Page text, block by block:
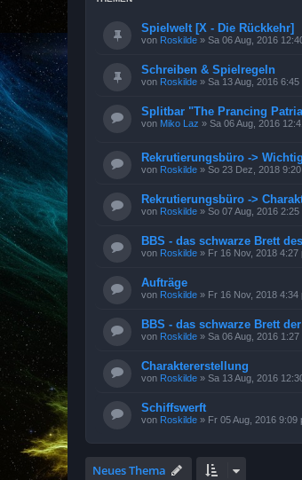
Spielwelt [X - Die Rückkehr]
von Roskilde » Sa 06 Aug, 2016
Schreiben & Spielregeln
von Roskilde » Sa 13 Aug, 2016 6:45
Splitbar "The Prancing
von Miko Laz » Sa 06 Aug, 2016
Rekrutierungsbüro ->
von Roskilde » So 23 Dez, 2018
Rekrutierungsbüro ->
von Roskilde » So 07 Aug, 2016 2:25
BBS - das schwarze Brett
von Roskilde » Fr 16 Nov, 2018 4:27
Aufträge
von Roskilde » Fr 16 Nov, 2018 4:34
BBS - das schwarze Brett
von Roskilde » Sa 06 Aug, 2016 1:27
Charaktererstellung
von Roskilde » Sa 13 Aug, 2016
Schiffswerft
von Roskilde » Fr 05 Aug, 2016 9:09
Neues Thema